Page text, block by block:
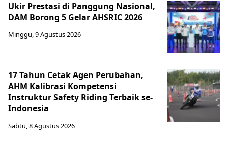
Ukir Prestasi di Panggung Nasional,
DAM Borong 5 Gelar AHSRIC 2026
Minggu, 9 Agustus 2026
17 Tahun Cetak Agen Perubahan,
AHM Kalibrasi Kompetensi
Instruktur Safety Riding Terbaik se-
Indonesia
Sabtu, 8 Agustus 2026